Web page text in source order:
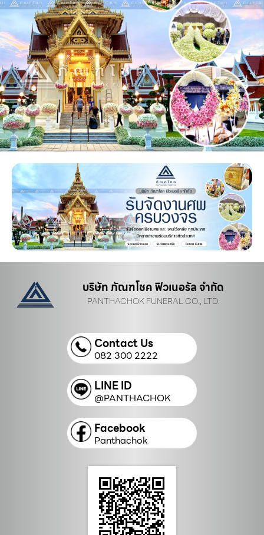
บริษัท ภัณฑโชค ฟิวเนอรัล จำกัด
PANTHACHOK FUNERAL CO., LTD.
Contact Us
082 300 2222
LINE ID
@PANTHACHOK
Facebook
Panthachok